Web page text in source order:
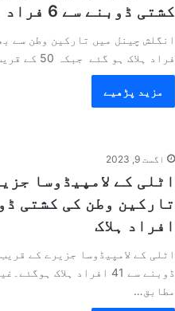
کشتی ڈوبنے سے 6 فراد ہلاک
فراد ہلاک ہو گئے جبکہ 50 کے قریب افراد…
مزید پڑھیے
اگست 9, 2023
اٹلی کے لامپیڈوسا
افراد ہلاک
اٹلی کے لامپیڈوسا جزیرے کے
ڈوبنے سے 41 افراد ہلاک
مطابق…